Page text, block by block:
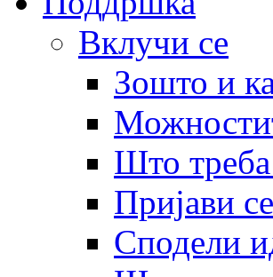
Вклучи се
Зошто и
Што треба
Пријави се
Сподели